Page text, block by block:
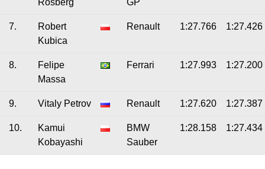
7.
Robert
Kubica
Renault 1:27.766 1:27.426
8.
Felipe
Massa
Ferrari 1:27.993 1:27.200
9. Vitaly Petrov Renault 1:27.620 1:27.387
10.
Kamui
Kobayashi
BMW
Sauber
1:28.158 1:27.434